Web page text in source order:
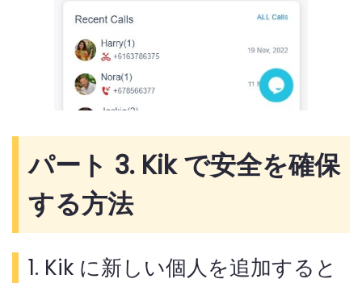
パート 3. Kik で安全を確保
する方法
1. Kik に新しい個人を追加すると